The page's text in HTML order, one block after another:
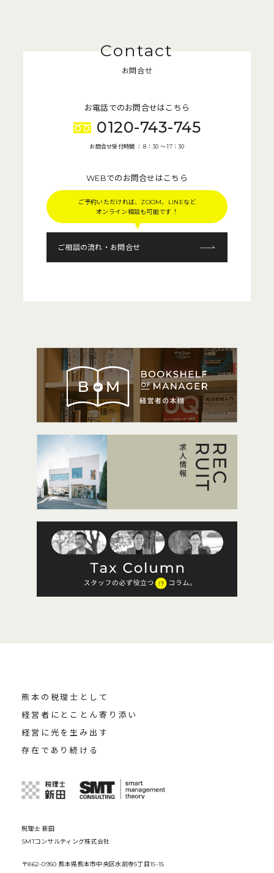
お問合せ
お電話でのお問合せはこちら
0120-743-745
お問合せ受付時間 ： 8：30 〜 17：30
WEBでのお問合せはこちら
ご予約いただければ、ZOOM、LINEなど
オンライン相談も可能です！
ご相談の流れ・お問合せ
熊本の税理士として
経営者にとことん寄り添い
経営に光を生み出す
存在であり続ける
税理士 新田
SMTコンサルティング株式会社
〒862-0950 熊本県熊本市中央区水前寺5丁目15-15